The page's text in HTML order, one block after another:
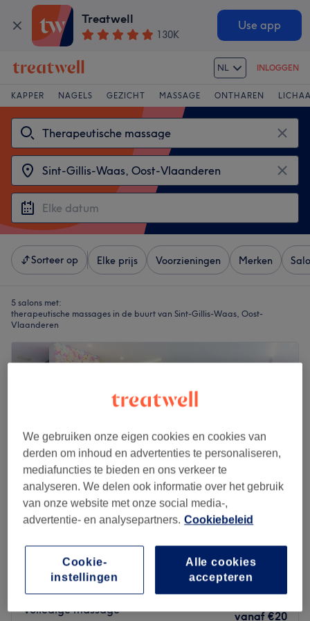
Treatwell
130K
Use app
NL INLOGGEN
KAPPER NAGELS GEZICHT MASSAGE ONTHAREN
Sorteer op Elke prijs Voorzieningen Merken
5 salons met:
therapeutische massages in de buurt van Sint-Gillis-Waas, Oost-
Vlaanderen
Kreatief Hair & Beauty
Sint-Niklaas, Oost-Vlaanderen
Laat zien op de kaart
Volledige massage
vanaf €20
We gebruiken onze eigen cookies en cookies van
derden om inhoud en advertenties te personaliseren,
mediafuncties te bieden en ons verkeer te
analyseren. We delen ook informatie over het gebruik
van onze website met onze social media-,
advertentie- en analysepartners. Cookiebeleid
Alle cookies
accepteren
Cookie-
instellingen